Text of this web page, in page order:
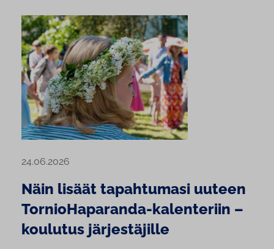
24.06.2026
Näin lisäät tapahtumasi uuteen
TornioHaparanda-kalenteriin –
koulutus järjestäjille